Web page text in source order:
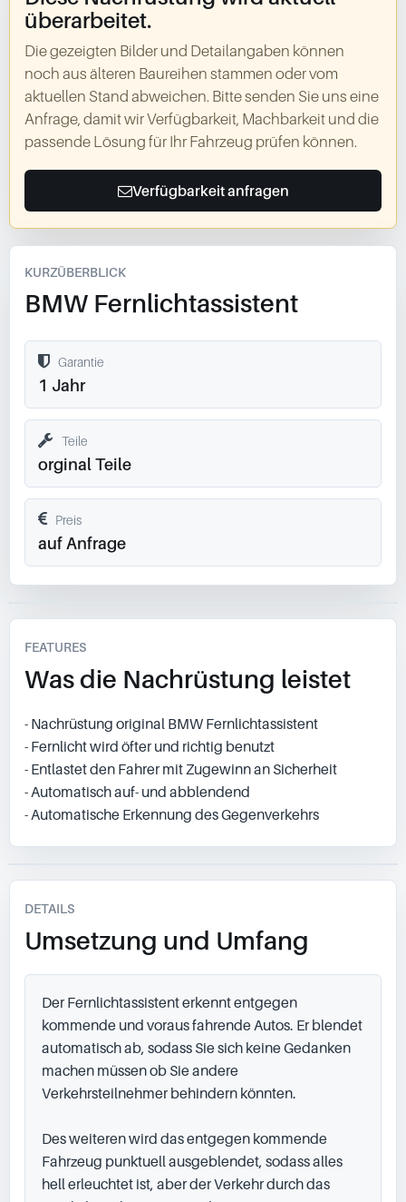
überarbeitet.
Die gezeigten Bilder und Detailangaben können
noch aus älteren Baureihen stammen oder vom
aktuellen Stand abweichen. Bitte senden Sie uns eine
Anfrage, damit wir Verfügbarkeit, Machbarkeit und die
passende Lösung für Ihr Fahrzeug prüfen können.
Verfügbarkeit anfragen
KURZÜBERBLICK
BMW Fernlichtassistent
Garantie
1 Jahr
Teile
orginal Teile
Preis
auf Anfrage
FEATURES
Was die Nachrüstung leistet
- Nachrüstung original BMW Fernlichtassistent
- Fernlicht wird öfter und richtig benutzt
- Entlastet den Fahrer mit Zugewinn an Sicherheit
- Automatisch auf- und abblendend
- Automatische Erkennung des Gegenverkehrs
DETAILS
Umsetzung und Umfang
Der Fernlichtassistent erkennt entgegen
kommende und voraus fahrende Autos. Er blendet
automatisch ab, sodass Sie sich keine Gedanken
machen müssen ob Sie andere
Verkehrsteilnehmer behindern könnten.
Des weiteren wird das entgegen kommende
Fahrzeug punktuell ausgeblendet, sodass alles
hell erleuchtet ist, aber der Verkehr durch das